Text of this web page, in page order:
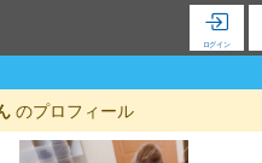
ログイン
のプロフィール